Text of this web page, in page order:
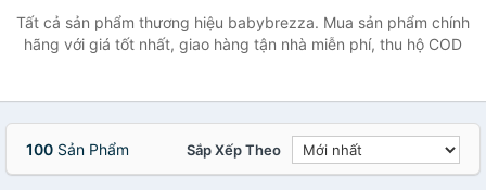
Tất cả sản phẩm thương hiệu babybrezza. Mua sản phẩm chính
hãng với giá tốt nhất, giao hàng tận nhà miễn phí, thu hộ COD
100 Sản Phẩm Sắp Xếp Theo